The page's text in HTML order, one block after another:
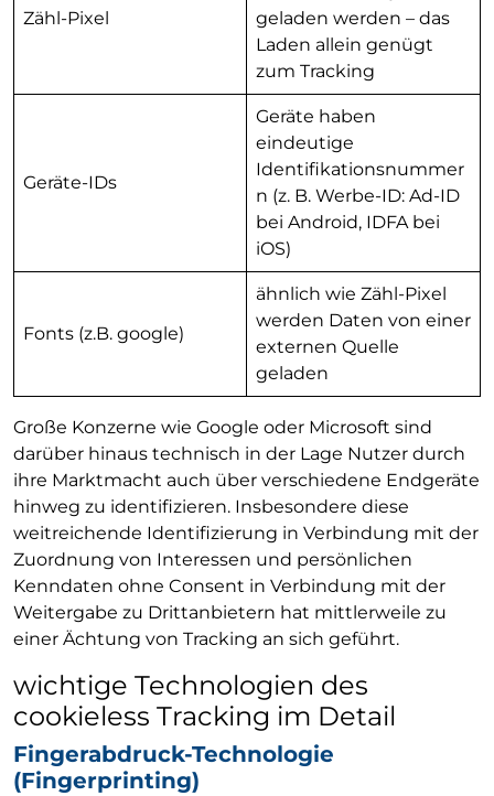
Zähl-Pixel
geladen werden – das
Laden allein genügt
zum Tracking
Geräte-IDs
Geräte haben
eindeutige
Identifikationsnummer
n (z. B. Werbe-ID: Ad-ID
bei Android, IDFA bei
iOS)
Fonts (z.B. google)
ähnlich wie Zähl-Pixel
werden Daten von einer
externen Quelle
geladen
Große Konzerne wie Google oder Microsoft sind
darüber hinaus technisch in der Lage Nutzer durch
ihre Marktmacht auch über verschiedene Endgeräte
hinweg zu identifizieren. Insbesondere diese
weitreichende Identifizierung in Verbindung mit der
Zuordnung von Interessen und persönlichen
Kenndaten ohne Consent in Verbindung mit der
Weitergabe zu Drittanbietern hat mittlerweile zu
einer Ächtung von Tracking an sich geführt.
wichtige Technologien des
cookieless Tracking im Detail
Fingerabdruck-Technologie
(Fingerprinting)